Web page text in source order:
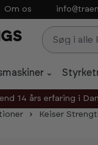
Om os
14 års erfaring i
Keiser